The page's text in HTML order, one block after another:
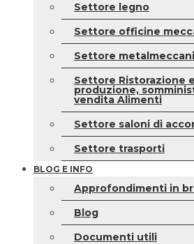
Settore legno
Settore officine
Settore
Settore Ristorazione e
produzione,
vendita Alimenti
Settore saloni di
Settore trasporti
BLOG E INFO
Approfondimenti in
Blog
Documenti utili